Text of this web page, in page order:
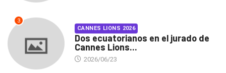
3
CANNES LIONS 2026
Dos ecuatorianos en el jurado de
Cannes Lions...
2026/06/23